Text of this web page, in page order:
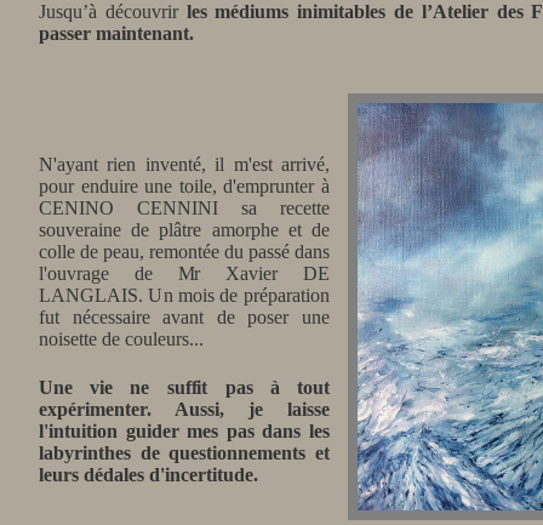
Jusqu’à découvrir les médiums inimitables de l’Atelier des
passer maintenant.
N'ayant rien inventé, il m'est arrivé,
pour enduire une toile, d'emprunter à
CENINO CENNINI sa recette
souveraine de plâtre amorphe et de
colle de peau, remontée du passé dans
l'ouvrage de Mr Xavier DE
LANGLAIS. Un mois de préparation
fut nécessaire avant de poser une
noisette de couleurs...
Une vie ne suffit pas à tout
expérimenter. Aussi, je laisse
l'intuition guider mes pas dans les
labyrinthes de questionnements et
leurs dédales d'incertitude.